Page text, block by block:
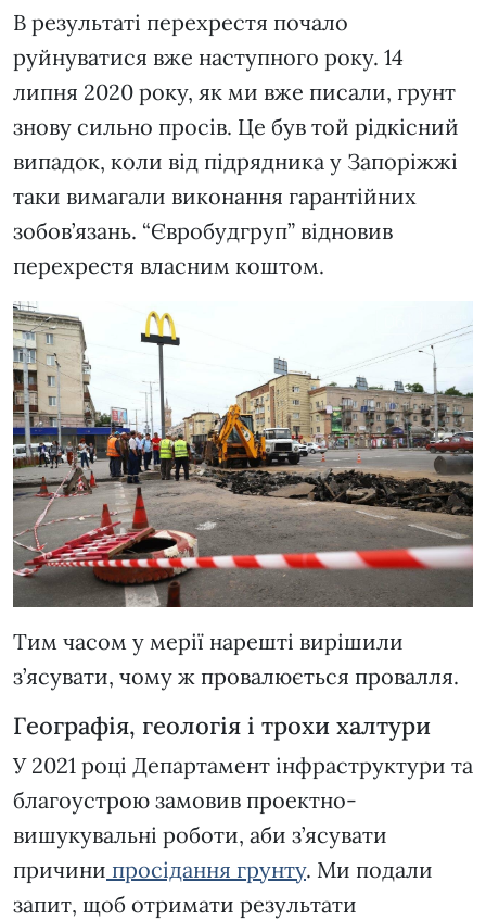
В результаті перехрестя почало
руйнуватися вже наступного року. 14
липня 2020 року, як ми вже писали, грунт
знову сильно просів. Це був той рідкісний
випадок, коли від підрядника у Запоріжжі
таки вимагали виконання гарантійних
зобов’язань. “Євробудгруп” відновив
перехрестя власним коштом.
Тим часом у мерії нарешті вирішили
з’ясувати, чому ж провалюється провалля.
Географія, геологія і трохи халтури
У 2021 році Департамент інфраструктури та
благоустрою замовив проектно-
вишукувальні роботи, аби з’ясувати
причини просідання грунту. Ми подали
запит, щоб отримати результати